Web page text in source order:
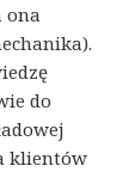
ona
do
klientów